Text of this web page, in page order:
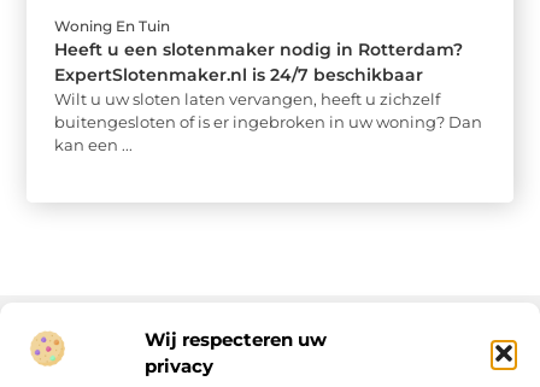
Wij respecteren uw
privacy
Woning En Tuin
Heeft u een slotenmaker nodig in Rotterdam?
ExpertSlotenmaker.nl is 24/7 beschikbaar
Wilt u uw sloten laten vervangen, heeft u zichzelf
buitengesloten of is er ingebroken in uw woning? Dan
kan een ...
Onze informatie